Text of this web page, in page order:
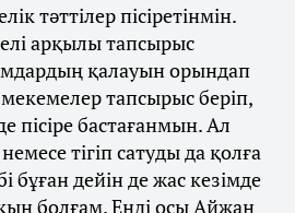
тәттілер пісіретінмін.
арқылы тапсырыс
қалауын орындап
тапсырыс беріп,
пісіре бастағанмын. Ал
тігіп сатуды да қолға
бұған дейін де жас кезімде
болғам. Енді осы Айжан